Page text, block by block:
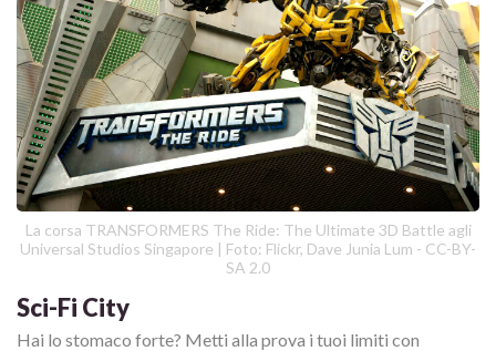
La corsa TRANSFORMERS The Ride: The Ultimate 3D Battle agli
Universal Studios Singapore | Foto: Flickr, Dave Junia Lum - CC-BY-
SA 2.0
Sci-Fi City
Hai lo stomaco forte? Metti alla prova i tuoi limiti con